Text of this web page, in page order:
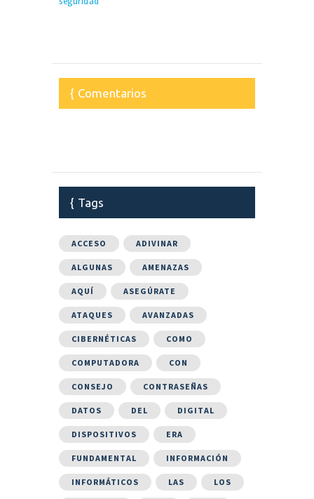
Comentarios
Tags
ACCESO ADIVINAR
ALGUNAS AMENAZAS
AQUÍ ASEGÚRATE
ATAQUES AVANZADAS
CIBERNÉTICAS COMO
COMPUTADORA CON
CONSEJO CONTRASEÑAS
DATOS DEL DIGITAL
DISPOSITIVOS ERA
FUNDAMENTAL INFORMACIÓN
INFORMÁTICOS LAS LOS